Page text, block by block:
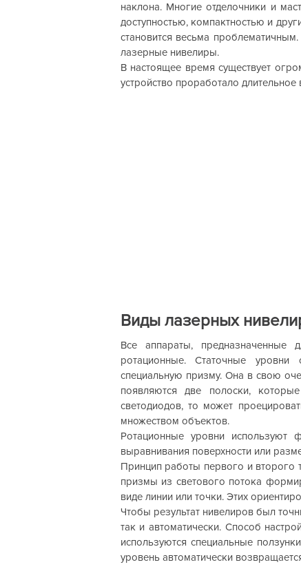
наклона. Многие отделочники и
доступностью, компактностью и
становится весьма
лазерные нивелиры.
В настоящее время существует
устройство проработало
Виды лазерных
Все аппараты, предназначенные
ротационные. Статочные уровни
специальную призму. Она в свою
появляются две полоски,
светодиодов, то может
множеством объектов.
Ротационные уровни используют
выравнивания поверхности или
Принцип работы первого и второго
призмы из светового потока
виде линии или точки. Этих
Чтобы результат нивелиров был
так и автоматически. Способ
используются специальные
уровень автоматически